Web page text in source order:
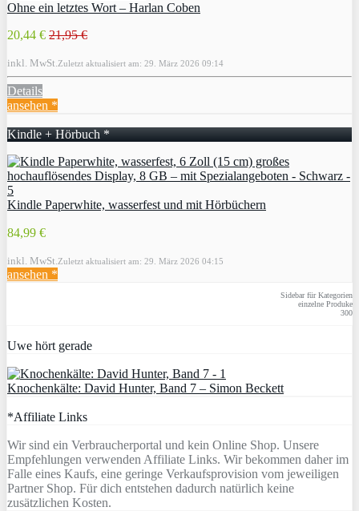
Ohne ein letztes Wort – Harlan Coben
20,44 € 21,95 €
inkl. MwSt.Zuletzt aktualisiert am: 29. März 2026 09:14
Details
ansehen *
Kindle + Hörbuch *
Kindle Paperwhite, wasserfest und mit Hörbüchern
84,99 €
inkl. MwSt.Zuletzt aktualisiert am: 29. März 2026 04:15
ansehen *
Sidebar für Kategorien
einzelne Produke
300
Uwe hört gerade
Knochenkälte: David Hunter, Band 7 – Simon Beckett
*Affiliate Links
Wir sind ein Verbraucherportal und kein Online Shop. Unsere
Empfehlungen verwenden Affiliate Links. Wir bekommen daher im
Falle eines Kaufs, eine geringe Verkaufsprovision vom jeweiligen
Partner Shop. Für dich entstehen dadurch natürlich keine
zusätzlichen Kosten.